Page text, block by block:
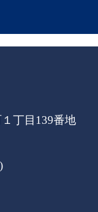
丁目139番地